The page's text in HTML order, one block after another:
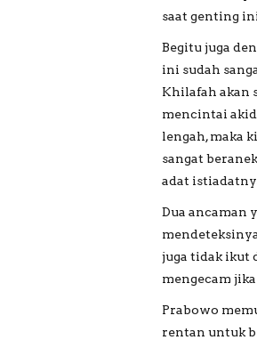
saat genting
Begitu juga
ini sudah
Khilafah akan
mencintai
lengah, maka
sangat
adat
Dua ancaman
juga tidak ikut
mengecam
Prabowo
rentan untuk